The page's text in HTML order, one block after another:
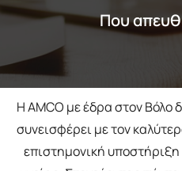
Που
Η AMCO με έδρα στον Βόλο
συνεισφέρει με τον
επιστημονική